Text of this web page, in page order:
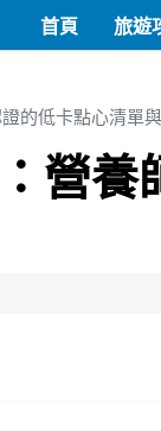
首頁 旅遊
的低卡點心清單
營養